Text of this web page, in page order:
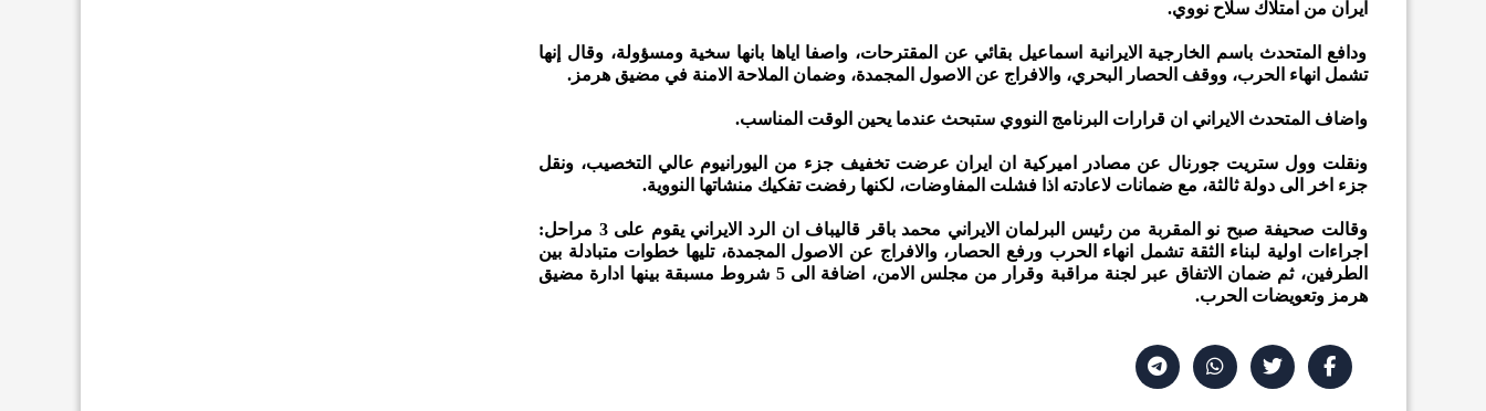
ايران من امتلاك سلاح نووي.
ودافع المتحدث باسم الخارجية الايرانية اسماعيل بقائي عن المقترحات، واصفا اياها بانها سخية ومسؤولة، وقال إنها
تشمل انهاء الحرب، ووقف الحصار البحري، والافراج عن الاصول المجمدة، وضمان الملاحة الامنة في مضيق هرمز.
واضاف المتحدث الايراني ان قرارات البرنامج النووي ستبحث عندما يحين الوقت المناسب.
ونقلت وول ستريت جورنال عن مصادر اميركية ان ايران عرضت تخفيف جزء من اليورانيوم عالي التخصيب، ونقل
جزء اخر الى دولة ثالثة، مع ضمانات لاعادته اذا فشلت المفاوضات، لكنها رفضت تفكيك منشاتها النووية.
وقالت صحيفة صبح نو المقربة من رئيس البرلمان الايراني محمد باقر قاليباف ان الرد الايراني يقوم على 3 مراحل:
اجراءات اولية لبناء الثقة تشمل انهاء الحرب ورفع الحصار، والافراج عن الاصول المجمدة، تليها خطوات متبادلة بين
الطرفين، ثم ضمان الاتفاق عبر لجنة مراقبة وقرار من مجلس الامن، اضافة الى 5 شروط مسبقة بينها ادارة مضيق
هرمز وتعويضات الحرب.